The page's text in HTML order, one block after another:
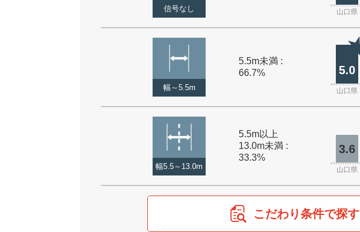
信号なし 山口県
幅～5.5m
5.5m未満 :
66.7%
5.0
山口県
幅5.5～13.0m
5.5m以上
13.0m未満 :
33.3%
3.6
山口県
こだわり条件で探す